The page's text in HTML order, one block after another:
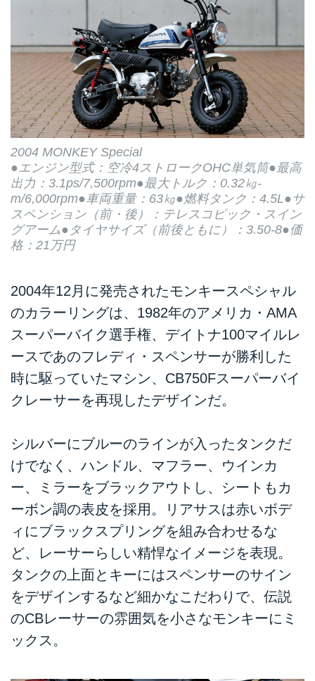
2004 MONKEY Special
●エンジン型式：空冷4ストロークOHC単気筒●最高
出力：3.1ps/7,500rpm●最大トルク：0.32㎏-
m/6,000rpm●車両重量：63㎏●燃料タンク：4.5L●サ
スペンション（前・後）：テレスコピック・スイン
グアーム●タイヤサイズ（前後ともに）：3.50-8●価
格：21万円
2004年12月に発売されたモンキースペシャル
のカラーリングは、1982年のアメリカ・AMA
スーパーバイク選手権、デイトナ100マイルレ
ースであのフレディ・スペンサーが勝利した
時に駆っていたマシン、CB750Fスーパーバイ
クレーサーを再現したデザインだ。
シルバーにブルーのラインが入ったタンクだ
けでなく、ハンドル、マフラー、ウインカ
ー、ミラーをブラックアウトし、シートもカ
ーボン調の表皮を採用。リアサスは赤いボデ
ィにブラックスプリングを組み合わせるな
ど、レーサーらしい精悍なイメージを表現。
タンクの上面とキーにはスペンサーのサイン
をデザインするなど細かなこだわりで、伝説
のCBレーサーの雰囲気を小さなモンキーにミ
ックス。